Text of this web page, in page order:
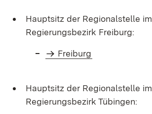
Hauptsitz der Regionalstelle im
Regierungsbezirk Freiburg:
Freiburg
Hauptsitz der Regionalstelle im
Regierungsbezirk Tübingen: